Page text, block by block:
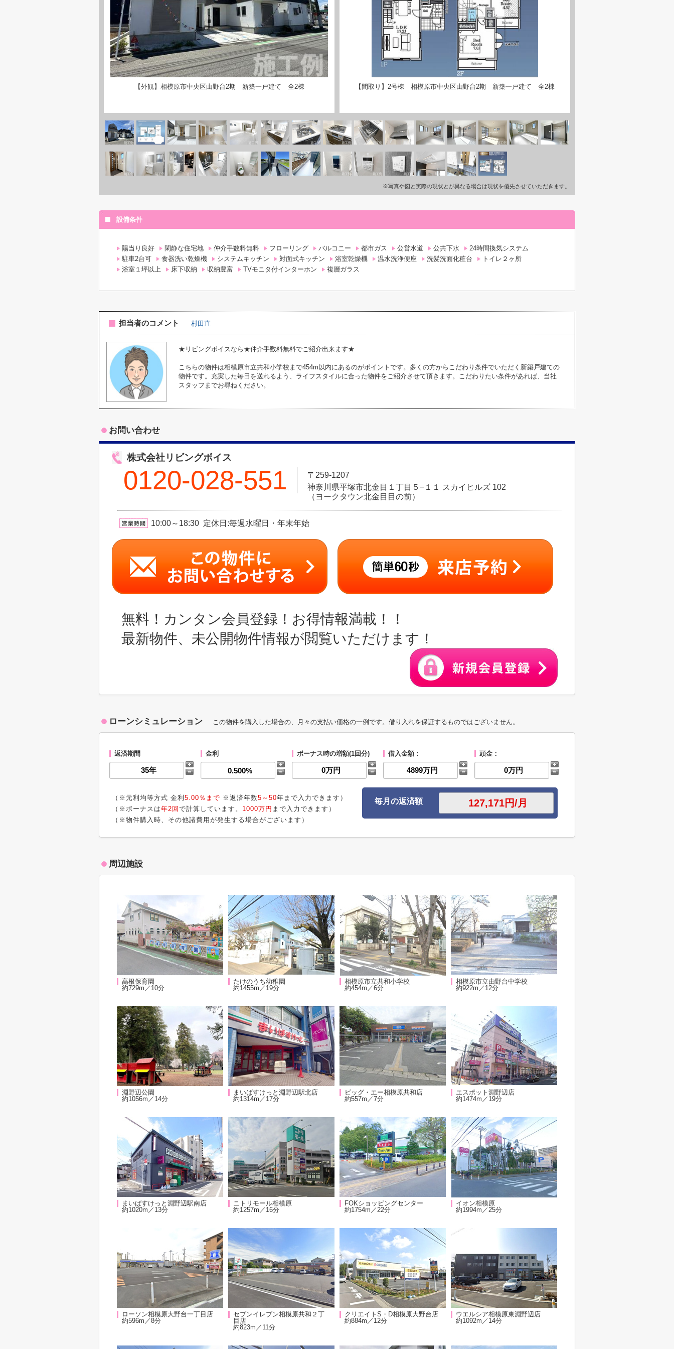
【外観】相模原市中央区由野台2期 新築一戸建て 全2棟 【間取り】2号棟 相模原市中央区由野台2期 新築一戸建て 全2棟
※写真や図と実際の現状とが異なる場合は現状を優先させていただきます。
設備条件
陽当り良好 閑静な住宅地 仲介手数料無料 フローリング バルコニー 都市ガス 公営水道 公共下水
24時間換気システム
駐車2台可
食器洗い乾燥機 システムキッチン 対面式キッチン 浴室乾燥機 温水洗浄便座 洗髪洗面化粧台
トイレ２ヶ所
浴室１坪以上
床下収納 収納豊富 TVモニタ付インターホン 複層ガラス
担当者のコメント 村田直
★リビングボイスなら★仲介手数料無料でご紹介出来ます★
こちらの物件は相模原市立共和小学校まで454m以内にあるのがポイントです。多くの方からこだわり条件でいただく新築戸建ての
物件です。充実した毎日を送れるよう、ライフスタイルに合った物件をご紹介させて頂きます。こだわりたい条件があれば、当社
スタッフまでお尋ねください。
お問い合わせ
株式会社リビングボイス
0120-028-551
〒259-1207
神奈川県平塚市北金目１丁目５−１１ スカイヒルズ 102
（ヨークタウン北金目目の前）
10:00～18:30 定休日:毎週水曜日・年末年始
無料！カンタン会員登録！お得情報満載！！
最新物件、未公開物件情報が閲覧いただけます！
ローンシミュレーション この物件を購入した場合の、月々の支払い価格の一例です。借り入れを保証するものではございません。
返済期間 金利 ボーナス時の増額(1回分) 借入金額： 頭金：
（※元利均等方式 金利 5.00％まで ※返済年数5～50年まで入力できます）
（※ボーナスは年2回 で計算しています。 1000万円 まで入力できます）
（※物件購入時、その他諸費用が発生する場合がございます）
毎月の返済額
周辺施設
高根保育園
約729m／10分
たけのうち幼稚園
約1455m／19分
相模原市立共和小学校
約454m／6分
相模原市立由野台中学校
約922m／12分
淵野辺公園
約1056m／14分
まいばすけっと淵野辺駅北店
約1314m／17分
ビッグ・エー相模原共和店
約557m／7分
エスポット淵野辺店
約1474m／19分
まいばすけっと淵野辺駅南店
約1020m／13分
ニトリモール相模原
約1257m／16分
FOKショッピングセンター
約1754m／22分
イオン相模原
約1994m／25分
ローソン相模原大野台一丁目店
約596m／8分
セブンイレブン相模原共和２丁
目店
約823m／11分
クリエイトS・D相模原大野台店
約884m／12分
ウエルシア相模原東淵野辺店
約1092m／14分